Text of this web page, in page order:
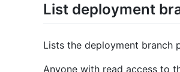
List deployment
Lists the deployment branch
Anyone with read access to